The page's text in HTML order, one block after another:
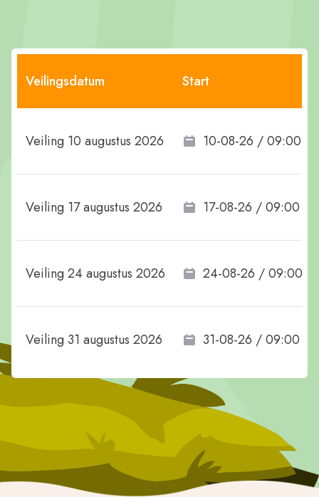
Veilingsdatum Start
Veiling 10 augustus 2026 10-08-26 / 09:00
Veiling 17 augustus 2026 17-08-26 / 09:00
Veiling 24 augustus 2026 24-08-26 / 09:00
Veiling 31 augustus 2026 31-08-26 / 09:00